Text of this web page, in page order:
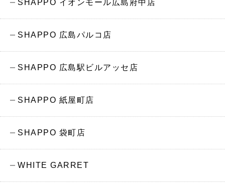
SHAPPO イオンモール広島府中店
SHAPPO 広島パルコ店
SHAPPO 広島駅ビルアッセ店
SHAPPO 紙屋町店
SHAPPO 袋町店
WHITE GARRET